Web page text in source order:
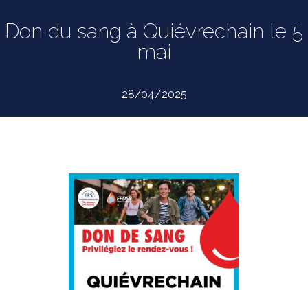
Don du sang à Quiévrechain le 5
mai
28/04/2025